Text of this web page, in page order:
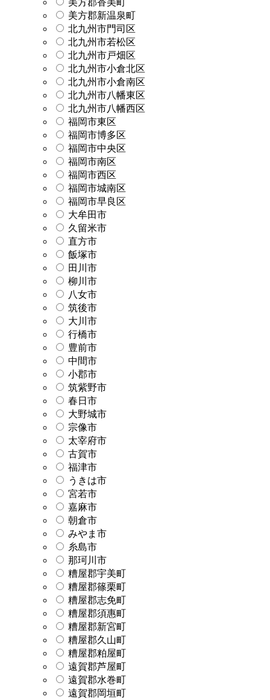
美方郡新温泉町
北九州市門司区
北九州市若松区
北九州市戸畑区
北九州市小倉北区
北九州市小倉南区
北九州市八幡東区
北九州市八幡西区
福岡市東区
福岡市博多区
福岡市中央区
福岡市南区
福岡市西区
福岡市城南区
福岡市早良区
大牟田市
久留米市
直方市
飯塚市
田川市
柳川市
八女市
筑後市
大川市
行橋市
豊前市
中間市
小郡市
筑紫野市
春日市
大野城市
宗像市
太宰府市
古賀市
福津市
うきは市
宮若市
嘉麻市
朝倉市
みやま市
糸島市
那珂川市
糟屋郡宇美町
糟屋郡篠栗町
糟屋郡志免町
糟屋郡須惠町
糟屋郡新宮町
糟屋郡久山町
糟屋郡粕屋町
遠賀郡芦屋町
遠賀郡水巻町
遠賀郡岡垣町